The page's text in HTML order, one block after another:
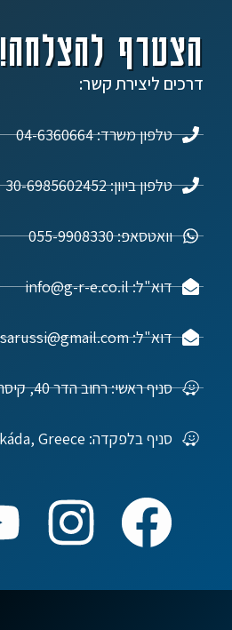
הצטרף להצלחה!
דרכים ליצירת קשר:
טלפון משרד: 04-6360664
טלפון ביוון: 30-6985602452
וואטסאפ: 055-9908330
דוא"ל: info@g-r-e.co.il
דוא"ל: idan.sarussi@gmail.com
סניף ראשי: רחוב הדר 40, קיסריה
סניף בלפקדה: Ioannou Mela 6 , Lefkáda, Greece